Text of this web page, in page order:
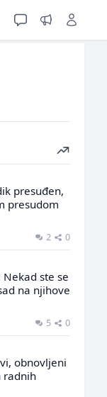
presuđen,
presudom
2 0
ste se
na njihove
5 0
obnovljeni
radnih